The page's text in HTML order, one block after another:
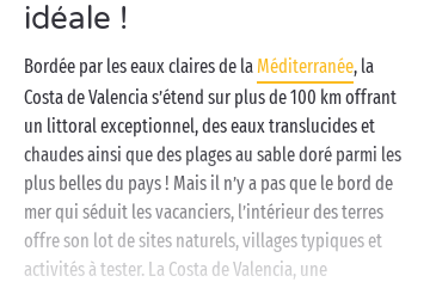
idéale !
Bordée par les eaux claires de la Méditerranée, la
Costa de Valencia s’étend sur plus de 100 km offrant
un littoral exceptionnel, des eaux translucides et
chaudes ainsi que des plages au sable doré parmi les
plus belles du pays ! Mais il n’y a pas que le bord de
mer qui séduit les vacanciers, l’intérieur des terres
offre son lot de sites naturels, villages typiques et
activités à tester. La Costa de Valencia, une